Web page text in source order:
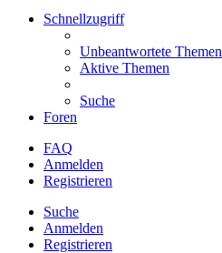
Schnellzugriff
Unbeantwortete Themen
Aktive Themen
Suche
Foren
FAQ
Anmelden
Registrieren
Suche
Anmelden
Registrieren